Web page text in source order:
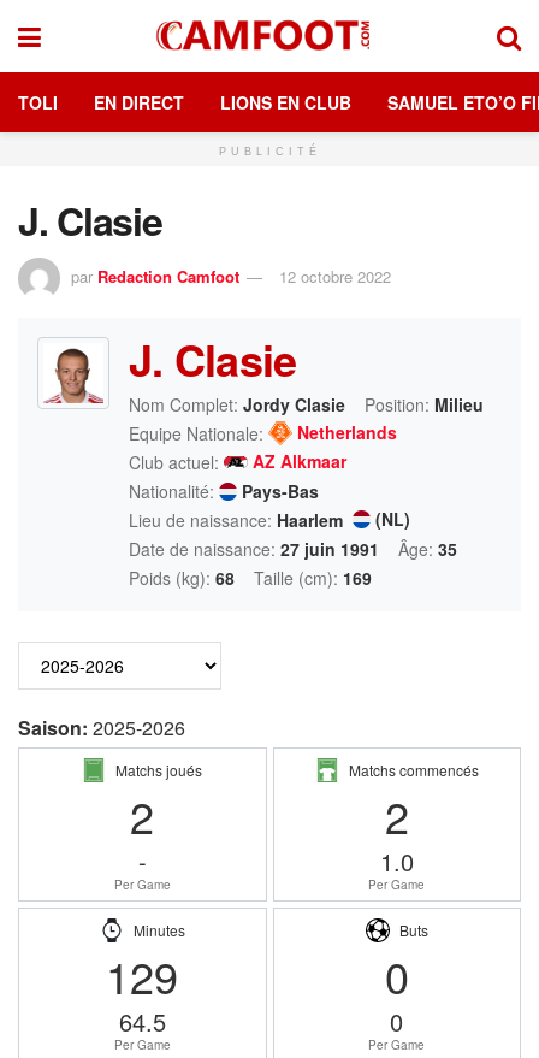
TOLI EN DIRECT LIONS EN CLUB SAMUEL ETO’O
PUBLICITÉ
J. Clasie
par Redaction Camfoot 12 octobre 2022
J. Clasie
Nom Complet: Jordy Clasie Position: Milieu
Equipe Nationale:
Netherlands
Club actuel:
AZ Alkmaar
Nationalité:
Pays-Bas
Lieu de naissance: Haarlem
(NL)
Date de naissance: 27 juin 1991 Âge: 35
Poids (kg): 68 Taille (cm): 169
Saison: 2025-2026
Matchs joués
2
-
Per Game
Matchs commencés
2
1.0
Per Game
Minutes
129
64.5
Per Game
Buts
0
0
Per Game